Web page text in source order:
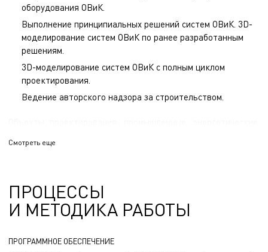
оборудования ОВиК.
Выполнение принципиальных решений систем ОВиК. 3D-
моделирование систем ОВиК по ранее разработанным
решениям.
3D-моделирование систем ОВиК с полным циклом
проектирования.
Ведение авторского надзора за строительством.
комплексы, чистые помещения, жилые комплексы, складские,
Смотреть еще
ПРОЦЕССЫ
И МЕТОДИКА РАБОТЫ
ПРОГРАММНОЕ ОБЕСПЕЧЕНИЕ